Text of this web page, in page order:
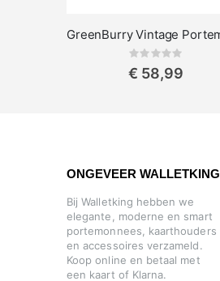
Rating:
€ 58,99
ONGEVEER WALLETKING
Bij Walletking hebben we
elegante, moderne en smart
portemonnees, kaarthouders
en accessoires verzameld.
Koop online en betaal met
een kaart of Klarna.